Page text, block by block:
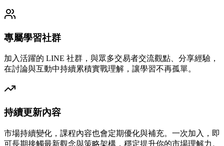
專屬學習社群
加入活躍的 LINE 社群，與眾多交易者交流觀點、分享經驗，
在討論與互動中持續累積實戰理解，讓學習不再孤單。
持續更新內容
市場持續變化，課程內容也會定期優化與補充。一次加入，即
可長期接觸最新觀念與策略架構，穩定提升你的市場理解力。